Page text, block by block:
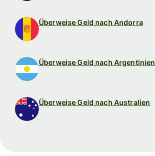
Überweise Geld nach Andorra
Überweise Geld nach Argentinien
Überweise Geld nach Australien